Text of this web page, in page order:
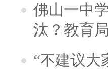
佛山一中
汰？教育
“不建议大